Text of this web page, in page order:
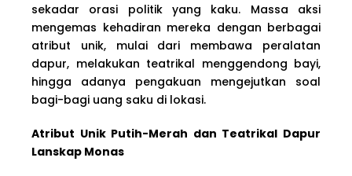
sekadar orasi politik yang kaku. Massa aksi
mengemas kehadiran mereka dengan berbagai
atribut unik, mulai dari membawa peralatan
dapur, melakukan teatrikal menggendong bayi,
hingga adanya pengakuan mengejutkan soal
bagi-bagi uang saku di lokasi.
Atribut Unik Putih-Merah dan Teatrikal Dapur
Lanskap Monas